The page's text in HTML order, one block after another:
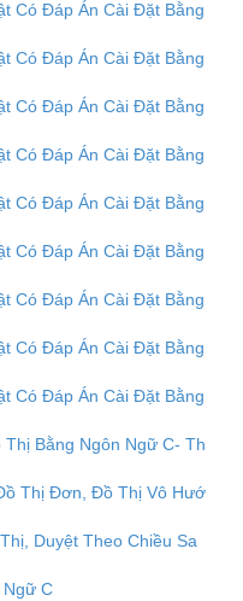
Có Đáp Án Cài Đặt Bằng
Có Đáp Án Cài Đặt Bằng
Có Đáp Án Cài Đặt Bằng
Có Đáp Án Cài Đặt Bằng
Có Đáp Án Cài Đặt Bằng
Có Đáp Án Cài Đặt Bằng
Có Đáp Án Cài Đặt Bằng
Có Đáp Án Cài Đặt Bằng
Có Đáp Án Cài Đặt Bằng
Bằng Ngôn Ngữ C- Th
Thị Đơn, Đồ Thị Vô Hướ
Duyệt Theo Chiều Sa
Ngữ C